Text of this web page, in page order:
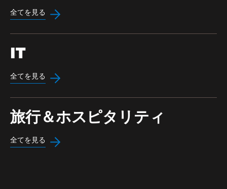
全てを見る
IT
全てを見る
旅行＆ホスピタリティ
全てを見る